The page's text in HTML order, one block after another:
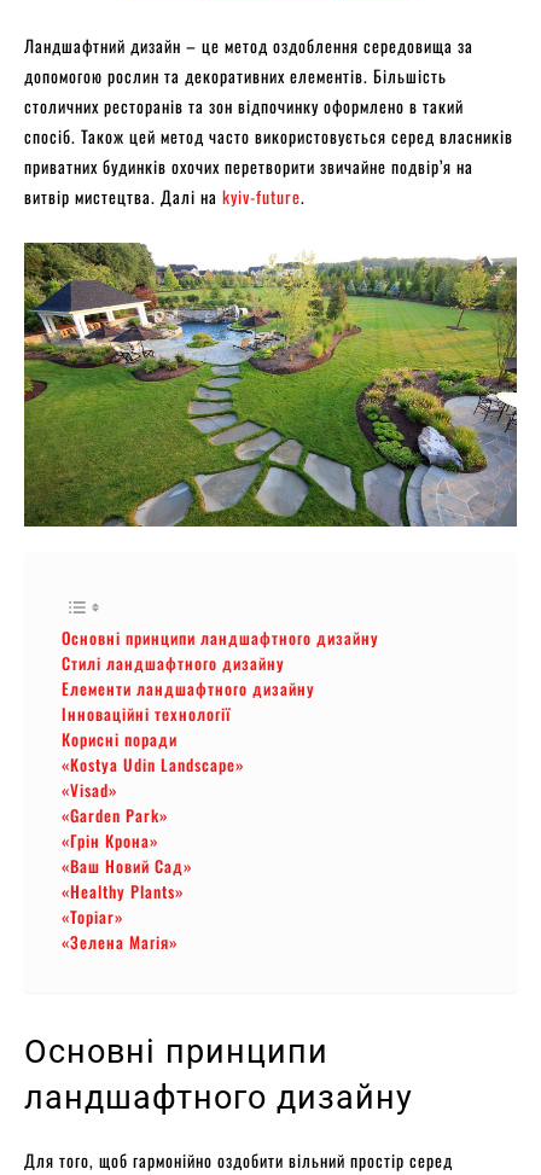
Ландшафтний дизайн – це метод оздоблення середовища за
допомогою рослин та декоративних елементів. Більшість
столичних ресторанів та зон відпочинку оформлено в такий
спосіб. Також цей метод часто використовується серед власників
приватних будинків охочих перетворити звичайне подвір’я на
витвір мистецтва. Далі на kyiv-future.
Основні принципи ландшафтного дизайну
Стилі ландшафтного дизайну
Елементи ландшафтного дизайну
Інноваційні технології
Корисні поради
«Kostya Udin Landscape»
«Visad»
«Garden Park»
«Грін Крона»
«Ваш Новий Сад»
«Healthy Plants»
«Topiar»
«Зелена Магія»
Основні принципи
ландшафтного дизайну
Для того, щоб гармонійно оздобити вільний простір серед